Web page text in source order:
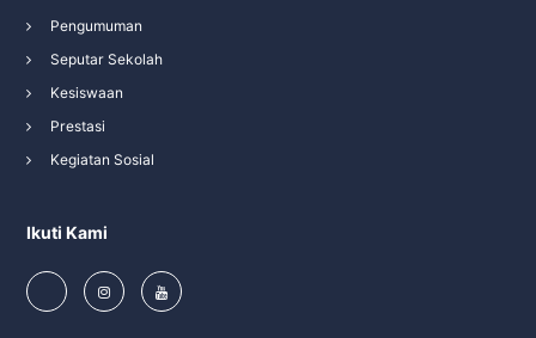
Pengumuman
Seputar Sekolah
Kesiswaan
Prestasi
Kegiatan Sosial
Ikuti Kami